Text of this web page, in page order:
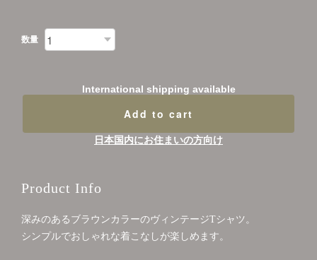
数量
International shipping available
Add to cart
日本国内にお住まいの方向け
Product Info
深みのあるブラウンカラーのヴィンテージTシャツ。
シンプルでおしゃれな着こなしが楽しめます。